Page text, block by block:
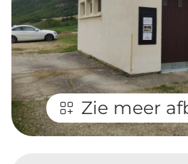
Zie meer